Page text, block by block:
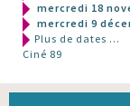
mercredi 18
mercredi 9
Plus de dates ...
Ciné 89